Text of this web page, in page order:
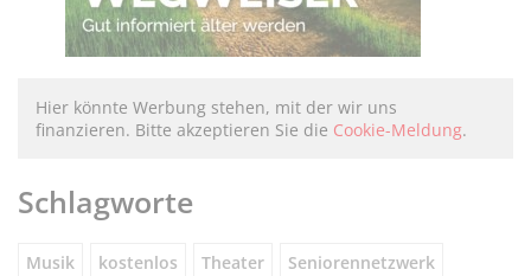
Hier könnte Werbung stehen, mit der wir uns
finanzieren. Bitte akzeptieren Sie die Cookie-Meldung.
Schlagworte
Musik kostenlos Theater Seniorennetzwerk